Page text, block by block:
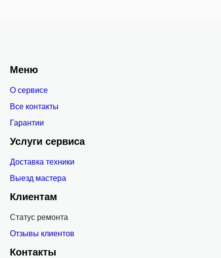
Меню
О сервисе
Все контакты
Гарантии
Услуги сервиса
Доставка техники
Выезд мастера
Клиентам
Статус ремонта
Отзывы клиентов
Контакты